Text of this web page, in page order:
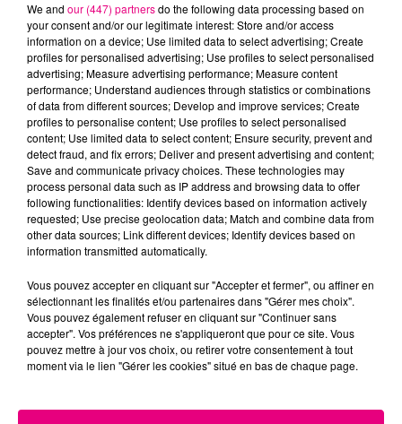
Cancer Lion Vierge
Balance Scorpion Sagittaire
Capricorne Verseau Poissons
We and our (447) partnersdo the following data processing based on
your consent and/or our legitimate interest: Store and/or access
information on a device; Use limited data to select advertising; Create
profiles for personalised advertising; Use profiles to select personalised
advertising; Measure advertising performance; Measure content
performance; Understand audiences through statistics or combinations
of data from different sources; Develop and improve services; Create
profiles to personalise content; Use profiles to select personalised
content; Use limited data to select content; Ensure security, prevent and
detect fraud, and fix errors; Deliver and present advertising and content;
Save and communicate privacy choices. These technologies may
process personal data such as IP address and browsing data to offer
following functionalities: Identify devices based on information actively
requested; Use precise geolocation data; Match and combine data from
other data sources; Link different devices; Identify devices based on
information transmitted automatically.
Vous pouvez accepter en cliquant sur "Accepter et fermer", ou affiner en
sélectionnant les finalités et/ou partenaires dans "Gérer mes choix".
Vous pouvez également refuser en cliquant sur "Continuer sans
accepter". Vos préférences ne s'appliqueront que pour ce site. Vous
pouvez mettre à jour vos choix, ou retirer votre consentement à tout
moment via le lien "Gérer les cookies" situé en bas de chaque page.